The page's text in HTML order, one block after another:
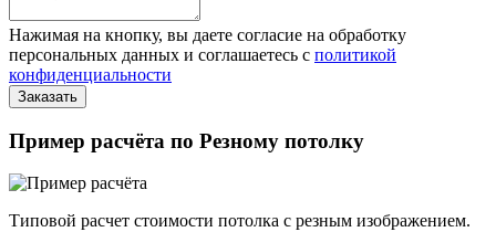
Нажимая на кнопку, вы даете согласие на обработку
персональных данных и соглашаетесь с политикой
конфиденциальности
Пример расчёта по Резному потолку
Типовой расчет стоимости потолка с резным изображением.